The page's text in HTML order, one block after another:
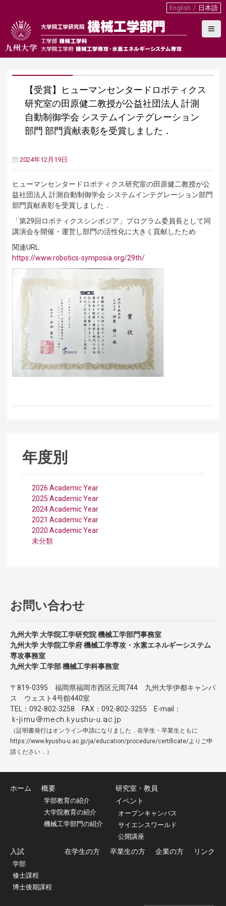
o
English 日本語
【受賞】ヒューマンセンタードロボティクス
研究室の田原健二教授が公益社団法人 計測
自動制御学会 システムインテグレーション
部門 部門貢献表彰を受賞しました．
2024年12月19日
ヒューマンセンタードロボティクス研究室の田原健二教授が公
益社団法人 計測自動制御学会 システムインテグレーション部門
部門貢献表彰を受賞しました．
「第29回ロボティクスシンポジア」プログラム委員長として同
講演会を開催・運営し部門の活性化に大きく貢献したため
関連URL
https://www.robotics-symposia.org/29th/
年度別
2026 Academic Year
2025 Academic Year
2024 Academic Year
2021 Academic Year
2020 Academic Year
未分類
お問い合わせ
九州大学 大学院工学研究院 機械工学部門事務室
九州大学 大学院工学府 機械工学専攻・水素エネルギーシステム
専攻事務室
九州大学 工学部 機械工学科事務室
〒819-0395 福岡県福岡市西区元岡744 九州大学伊都キャンパ
ス ウェスト4号館440室
TEL：092-802-3258 FAX：092-802-3255 E-mail：
（証明書発行はオンライン申請になりました．在学生・卒業生ともに
https://www.kyushu-u.ac.jp/ja/education/procedure/certificate/よりご申
請ください．）
ホーム 概要
学部教育の紹介
大学院教育の紹介
機械工学部門の紹介
研究室・教員
イベント
オープンキャンパス
サイエンスワールド
公開講座
入試
学部
修士課程
博士後期課程
在学生の方 卒業生の方 企業の方 リンク